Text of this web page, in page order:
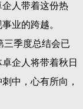
人带着这份热
业的跨越。
三季度总结会已
企人将带着秋日
中，心有所向，